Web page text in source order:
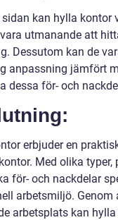
sidan kan hylla kontor
utmanande att
Dessutom kan de
anpassning jämfört
dessa för- och
erbjuder en
Med olika
för- och nackdelar
arbetsmiljö. Genom
arbetsplats kan